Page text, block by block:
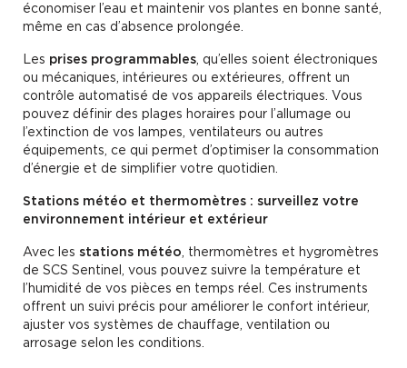
économiser l’eau et maintenir vos plantes en bonne santé,
même en cas d’absence prolongée.
Les prises programmables , qu’elles soient électroniques
ou mécaniques, intérieures ou extérieures, offrent un
contrôle automatisé de vos appareils électriques. Vous
pouvez définir des plages horaires pour l’allumage ou
l’extinction de vos lampes, ventilateurs ou autres
équipements, ce qui permet d’optimiser la consommation
d’énergie et de simplifier votre quotidien.
Stations météo et thermomètres : surveillez votre
environnement intérieur et extérieur
Avec les stations météo , thermomètres et hygromètres
de SCS Sentinel, vous pouvez suivre la température et
l’humidité de vos pièces en temps réel. Ces instruments
offrent un suivi précis pour améliorer le confort intérieur,
ajuster vos systèmes de chauffage, ventilation ou
arrosage selon les conditions.